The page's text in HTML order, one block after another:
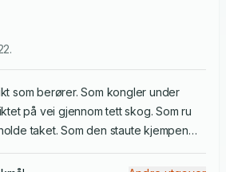
.
som berører. Som kongler under
på vei gjennom tett skog. Som ru
taket. Som den staute kjempen
ikke er det.